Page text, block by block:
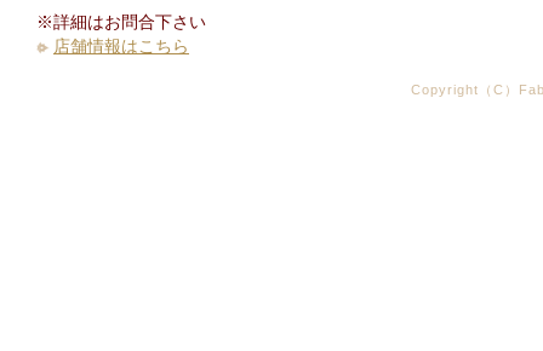
※詳細はお問合下さい
店舗情報はこちら
Copyright（C）